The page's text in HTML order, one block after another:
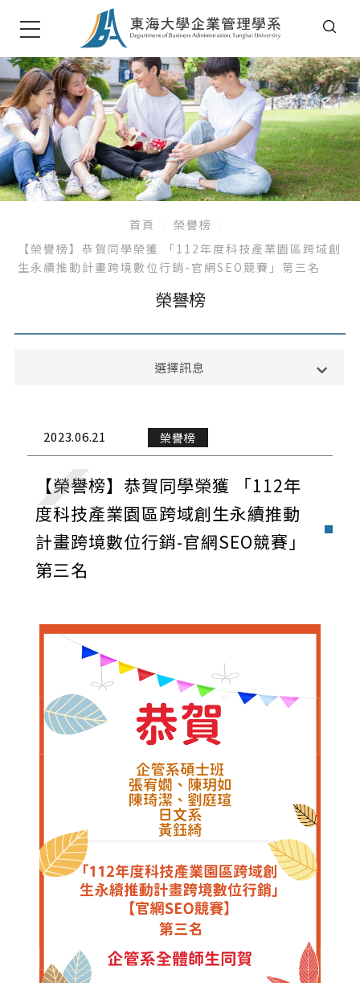
首頁
榮譽榜
【榮譽榜】恭賀同學榮獲 「112年度科技產業園區跨域創
生永續推動計畫跨境數位行銷-官網SEO競賽」第三名
榮譽榜
選擇訊息
校內活動
實習與徵才
獎學金公告
招生公告
2023.06.21 榮譽榜
【榮譽榜】恭賀同學榮獲 「112年
度科技產業園區跨域創生永續推動
計畫跨境數位行銷-官網SEO競賽」
第三名